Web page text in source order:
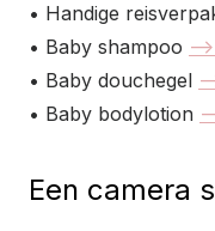
• Handige
• Baby shampoo
• Baby douchegel
• Baby bodylotion
Een camera